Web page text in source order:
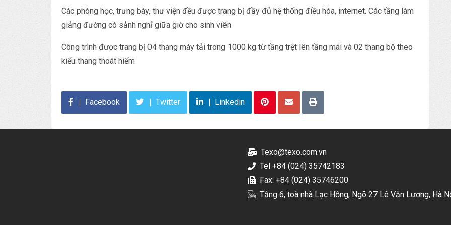
Các phòng học, trưng bày, thư viện đều được trang bị đầy đủ hệ thống điều hòa, internet. Các tầng làm
giảng đường có sảnh nghỉ giữa giờ cho sinh viên
Công trình được trang bị 04 thang máy tải trong 1000 kg từ tầng trệt lên tầng mái và 02 thang bộ theo
kiểu thang thoát hiểm
Facebook Twitter Linkedin
Texo@texo.com.vn
Tel +84 (024) 35742183
Fax: +84 (024) 35746200
Tầng 6, toà nhà Lạc Hồng, Ngõ 27 Lê Văn Lương, Hà